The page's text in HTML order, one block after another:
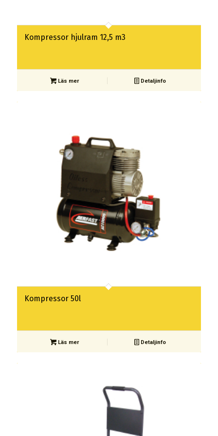
Kompressor hjulram 12,5 m3
Läs mer Detaljinfo
Kompressor 50l
Läs mer Detaljinfo